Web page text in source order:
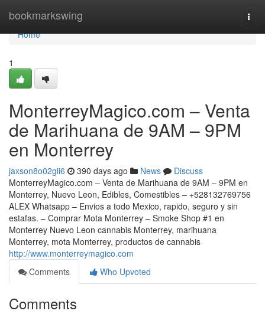
bookmarkswing
Home
Home
1
MonterreyMagico.com – Venta
de Marihuana de 9AM – 9PM
en Monterrey
jaxson8o02gii6 390 days ago News
Discuss
MonterreyMagico.com – Venta de Marihuana de 9AM – 9PM en
Monterrey, Nuevo Leon, Edibles, Comestibles – +528132769756
ALEX Whatsapp – Envios a todo Mexico, rapido, seguro y sin
estafas. – Comprar Mota Monterrey – Smoke Shop #1 en
Monterrey Nuevo Leon cannabis Monterrey, marihuana
Monterrey, mota Monterrey, productos de cannabis
http://www.monterreymagico.com
Comments
Who Upvoted
Comments